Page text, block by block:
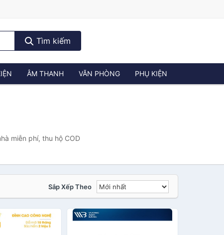
Tìm kiếm
ÂM THANH VĂN PHÒNG PHỤ KIỆN
miễn phí, thu hộ COD
Sắp Xếp Theo